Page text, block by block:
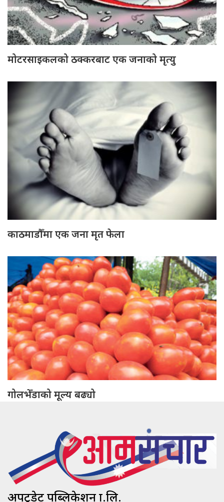
मोटरसाइकलको ठक्करबाट एक जनाको मृत्यु
काठमाडौँमा एक जना मृत फेला
गोलभेँडाको मूल्य बढ्यो
अपटुडेट पब्लिकेशन प्रा.लि.